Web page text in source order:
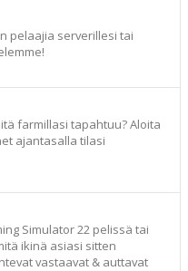
pelaajia serverillesi tai
farmillasi tapahtuu? Aloita
ajantasalla tilasi
Simulator 22 pelissä tai
ikinä asiasi sitten
vastaavat & auttavat